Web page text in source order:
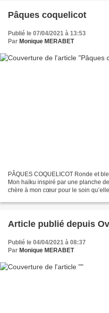
Pâques coquelicot
Publié le 07/04/2021 à 13:53
Par Monique MERABET
PÂQUES COQUELICOT Ronde et
Mon haïku inspiré par une planche
chère à mon cœur pour le soin
Publié le 04/04/2021 à 08:37
Par Monique MERABET